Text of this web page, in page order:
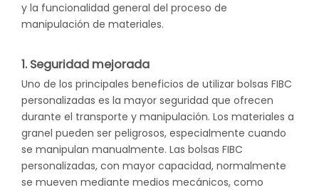
y la funcionalidad general del proceso de
manipulación de materiales.
1. Seguridad mejorada
Uno de los principales beneficios de utilizar bolsas FIBC
personalizadas es la mayor seguridad que ofrecen
durante el transporte y manipulación. Los materiales a
granel pueden ser peligrosos, especialmente cuando
se manipulan manualmente. Las bolsas FIBC
personalizadas, con mayor capacidad, normalmente
se mueven mediante medios mecánicos, como